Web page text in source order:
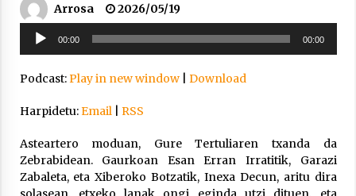
2021/11/12
esker guztioi!
2021/11/11
Arrosa
2026/05/19
Soinu
erreproduzigailua
00:00 00:00
Podcast:Play in new window| Download
Harpidetu:Email| RSS
Asteartero moduan, Gure Tertuliaren txanda da
Zebrabidean. Gaurkoan Esan Erran Irratitik, Garazi
Zabaleta, eta Xiberoko Botzatik, Inexa Decun, aritu dira